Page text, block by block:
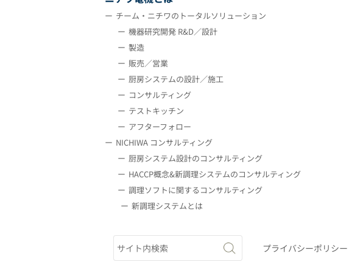
チーム・ニチワのトータルソリューション
機器研究開発 R&D／設計
製造
販売／営業
厨房システムの設計／施工
コンサルティング
テストキッチン
アフターフォロー
NICHIWA コンサルティング
厨房システム設計のコンサルティング
HACCP概念&新調理システムのコンサルティング
調理ソフトに関するコンサルティング
新調理システムとは
プライバシーポリシー